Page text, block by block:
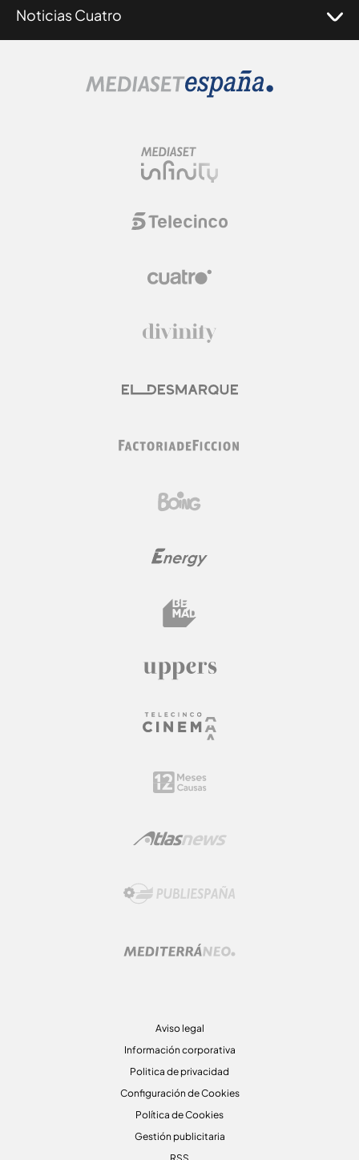
Noticias Cuatro
Aviso legal
Información corporativa
Politica de privacidad
Configuración de Cookies
Política de Cookies
Gestión publicitaria